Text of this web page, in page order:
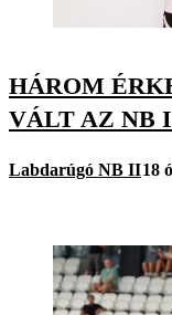
HÁROM
VÁLT AZ NB
Labdarúgó NB II18